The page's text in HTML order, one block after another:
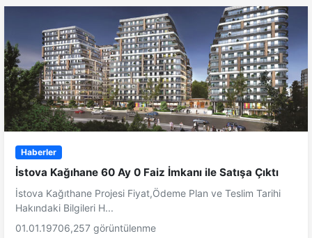
Haberler
İstova Kağıhane 60 Ay 0 Faiz İmkanı ile Satışa Çıktı
İstova Kağıthane Projesi Fiyat,Ödeme Plan ve Teslim Tarihi
Hakındaki Bilgileri H...
01.01.19706,257 görüntülenme